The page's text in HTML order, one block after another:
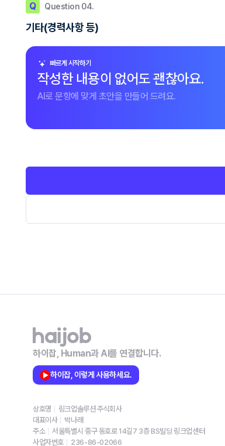
Q Question 04.
기타(경력사항 등)
빠르게 시작하기
작성한 내용이 없어도 괜찮아요.
AI로 문항에 맞게 초안을 만들어 드려요.
하이잡, Human과 AI를 연결합니다.
하이잡, 이렇게 사용하세요.
상호명
링크업솔루션 주식회사
대표이사
박나래
주소
서울특별시 중구 동호로 14길7 3층 BS빌딩 링크업센터
사업자번호
236-86-02066